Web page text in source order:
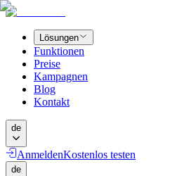
Lösungen
Funktionen
Preise
Kampagnen
Blog
Kontakt
de
AnmeldenKostenlos testen
de